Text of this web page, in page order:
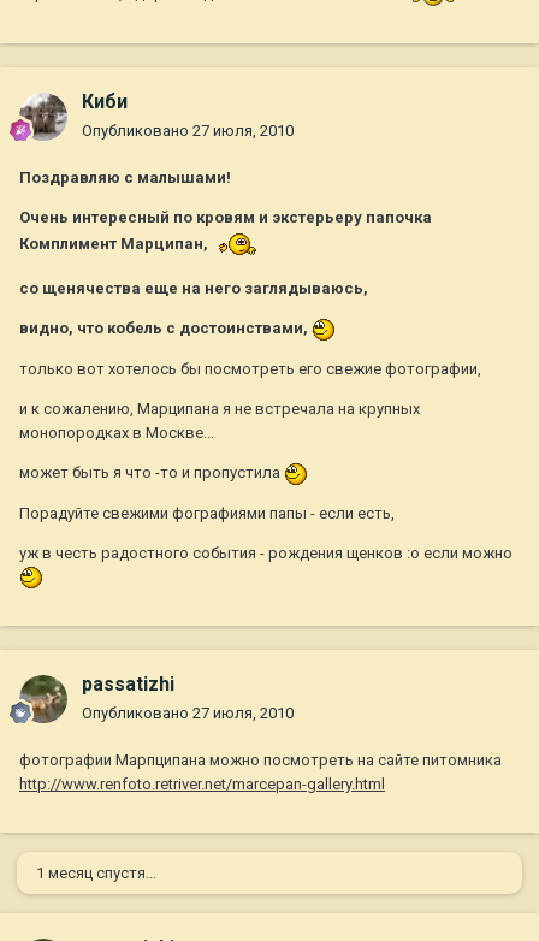
Киби
Опубликовано 27 июля, 2010
Поздравляю с малышами!
Очень интересный по кровям и экстерьеру папочка
Комплимент Марципан,
со щенячества еще на него заглядываюсь,
видно, что кобель с достоинствами,
только вот хотелось бы посмотреть его свежие фотографии,
и к сожалению, Марципана я не встречала на крупных
монопородках в Москве...
может быть я что -то и пропустила
Порадуйте свежими фографиями папы - если есть,
уж в честь радостного события - рождения щенков :o если можно
passatizhi
Опубликовано 27 июля, 2010
фотографии Марпципана можно посмотреть на сайте питомника
http://www.renfoto.retriver.net/marcepan-gallery.html
1 месяц спустя...